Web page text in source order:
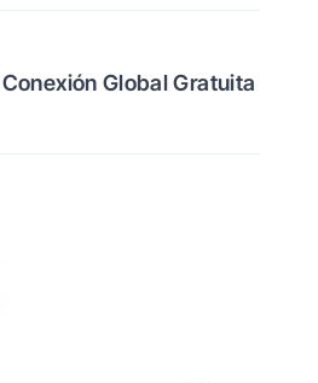
Conexión Global Gratuita